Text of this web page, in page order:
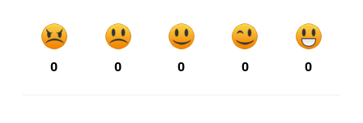
0 0 0 0 0